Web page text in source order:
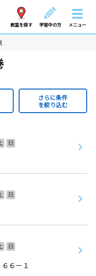
教室を探す 学習中の方 メニュー
さらに条件
を絞り込む
日
日
日
６ー１